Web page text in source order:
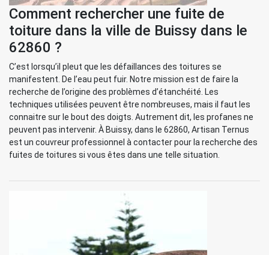
Comment rechercher une fuite de
toiture dans la ville de Buissy dans le
62860 ?
C’est lorsqu’il pleut que les défaillances des toitures se
manifestent. De l’eau peut fuir. Notre mission est de faire la
recherche de l’origine des problèmes d’étanchéité. Les
techniques utilisées peuvent être nombreuses, mais il faut les
connaitre sur le bout des doigts. Autrement dit, les profanes ne
peuvent pas intervenir. À Buissy, dans le 62860, Artisan Ternus
est un couvreur professionnel à contacter pour la recherche des
fuites de toitures si vous êtes dans une telle situation.